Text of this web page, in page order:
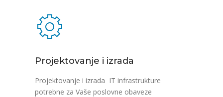
Projektovanje i izrada
Projektovanje i izrada IT infrastrukture
potrebne za Vaše poslovne obaveze